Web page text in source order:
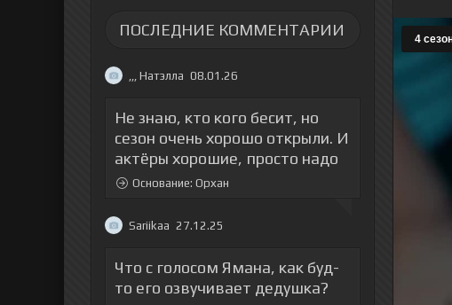
ПОСЛЕДНИЕ КОММЕНТАРИИ
,,, Натэлла 08.01.26
Не знаю, кто кого бесит, но
сезон очень хорошо открыли. И
актёры хорошие, просто надо
Основание: Орхан
Sariikaa 27.12.25
Что с голосом Ямана, как буд-
то его озвучивает дедушка?